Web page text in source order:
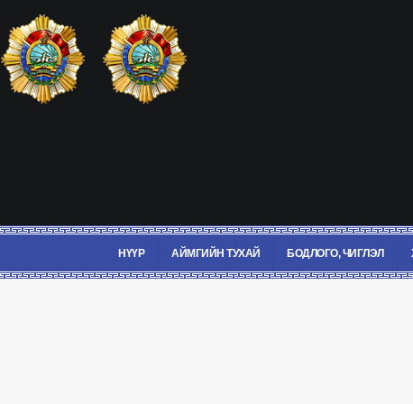
НҮҮР АЙМГИЙН ТУХАЙ БОДЛОГО, ЧИГЛЭЛ